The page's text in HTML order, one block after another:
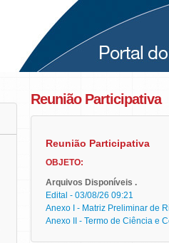
Reunião Participativa
Reunião Participativa
OBJETO:
Arquivos Disponíveis .
Edital - 03/08/26 09:21
Anexo I - Matriz Preliminar de
Anexo II - Termo de Ciência e